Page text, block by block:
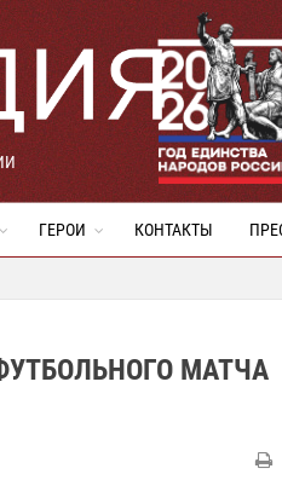
ГЕРОИ КОНТАКТЫ
МАТЧА